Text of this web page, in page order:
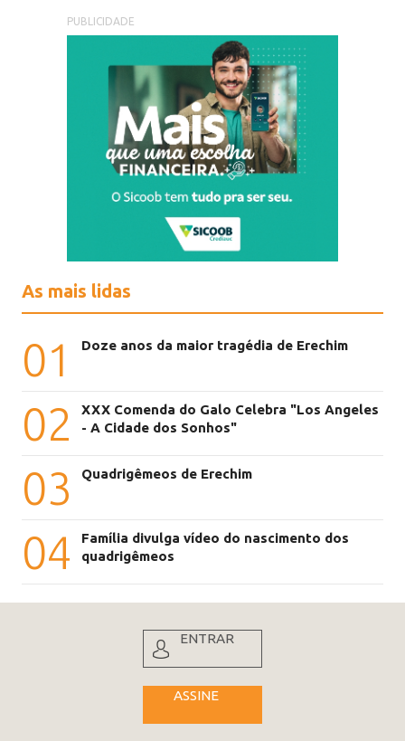
PUBLICIDADE
As mais lidas
01 Doze anos da maior tragédia de Erechim
02
XXX Comenda do Galo Celebra "Los Angeles
- A Cidade dos Sonhos"
03 Quadrigêmeos de Erechim
04
Família divulga vídeo do nascimento dos
quadrigêmeos
ENTRAR
ASSINE